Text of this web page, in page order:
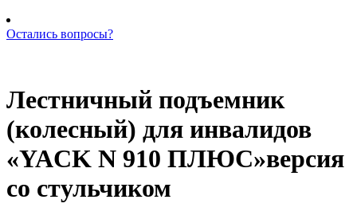
Остались вопросы?
Лестничный подъемник
(колесный) для инвалидов
«YACK N 910 ПЛЮС»версия
со стульчиком